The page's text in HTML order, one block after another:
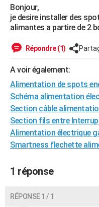
Essais
Réserver un essai
Citadines
Berlines
SUV
Forum auto
+HIGH-TECH
Mobiles
Meilleur smartphone
Internet
Ordinateurs
Jeux vidéo
Guide high-tech
+
Forum
Aménagement intérieur
Extérieur
Cuisine
Salle de bains
Jardinage
Rangement
WEEK-END
Guides de France
Escapades
Patrimoine
Expositions
Musées
Week-end nature
+LIFESTYLE
Art de vivre
Bien-être
Loisirs
Mode
Modes de vie
SANTE
Alimentation
Guide de la santé
Maladies
Médicaments
Sommeil
VOYAGE
Destinations
City break
Voyage nature
Voyage de noces
Forum
Climat
+PHOTO
BONS PLANS
CARTE DE VOEUX
Bonjour,
je desire installer des
alimantes a partire de 2
Répondre (1)
A voir également:
Alimentation de spots
Schéma alimentation
Section câble
Section fils entre
Alimentation électrique
Smartness flechette
1 réponse
RÉPONSE 1 / 1